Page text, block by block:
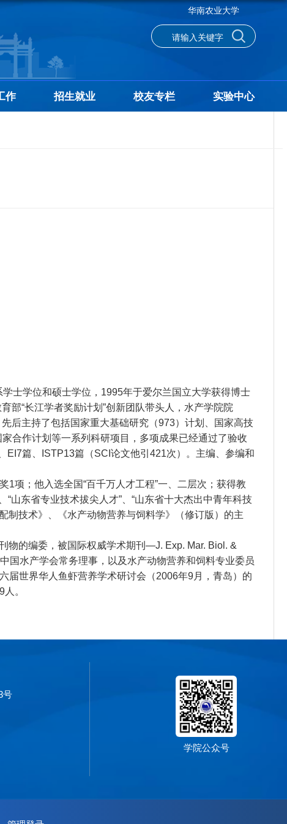
华南农业大学
作 招生就业 校友专栏 实验中心
士学位和硕士学位，1995年于爱尔兰国立大学获得博士
部“长江学者奖励计划”创新团队带头人，水产学院院
后主持了包括国家重大基础研究（973）计划、国家高技
合作计划等一系列科研项目，多项成果已经通过了验收
篇、ISTP13篇（SCI论文他引421次）。主编、参编和
项；他入选全国“百千万人才工程”一、二层次；获得教
山东省专业技术拔尖人才”、“山东省十大杰出中青年科技
制技术》、《水产动物营养与饲料学》（修订版）的主
物的编委，被国际权威学术期刊—J. Exp. Mar. Biol. &
国水产学会常务理事，以及水产动物营养和饲料专业委员
届世界华人鱼虾营养学术研讨会（2006年9月，青岛）的
。
号
学院公众号